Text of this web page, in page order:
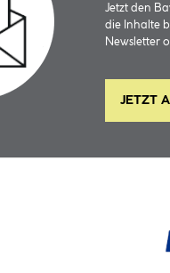
Jetzt den
die Inhalte
Newsletter
JETZT